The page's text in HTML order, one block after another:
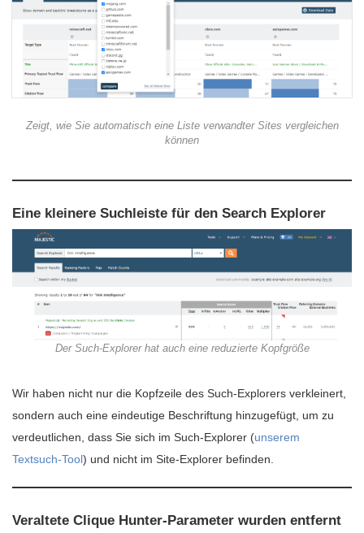
Zeigt, wie Sie automatisch eine Liste verwandter Sites vergleichen
können
Eine kleinere Suchleiste für den Search Explorer
Der Such-Explorer hat auch eine reduzierte Kopfgröße
Wir haben nicht nur die Kopfzeile des Such-Explorers verkleinert,
sondern auch eine eindeutige Beschriftung hinzugefügt, um zu
verdeutlichen, dass Sie sich im Such-Explorer (unserem
Textsuch-Tool) und nicht im Site-Explorer befinden.
Veraltete Clique Hunter-Parameter wurden entfernt